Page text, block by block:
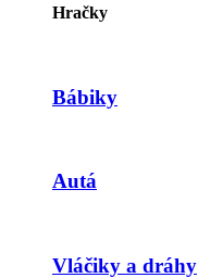
Hračky
Bábiky
Autá
Vláčiky a dráhy